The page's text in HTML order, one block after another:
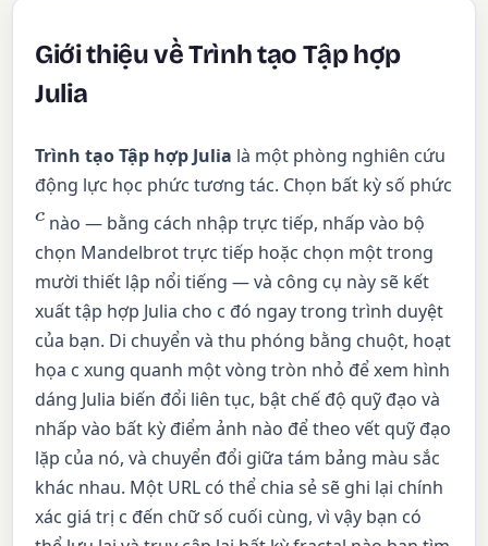
Giới thiệu về Trình tạo Tập hợp
Julia
Trình tạo Tập hợp Julia là một phòng nghiên cứu
động lực học phức tương tác. Chọn bất kỳ số phức
cnào — bằng cách nhập trực tiếp, nhấp vào bộ
chọn Mandelbrot trực tiếp hoặc chọn một trong
mười thiết lập nổi tiếng — và công cụ này sẽ kết
xuất tập hợp Julia cho c đó ngay trong trình duyệt
của bạn. Di chuyển và thu phóng bằng chuột, hoạt
họa c xung quanh một vòng tròn nhỏ để xem hình
dáng Julia biến đổi liên tục, bật chế độ quỹ đạo và
nhấp vào bất kỳ điểm ảnh nào để theo vết quỹ đạo
lặp của nó, và chuyển đổi giữa tám bảng màu sắc
khác nhau. Một URL có thể chia sẻ sẽ ghi lại chính
xác giá trị c đến chữ số cuối cùng, vì vậy bạn có